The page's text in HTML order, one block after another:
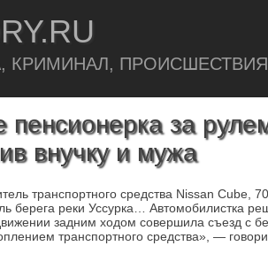
КРИМИНАЛ, ПРОИСШЕСТВИЯ
за
внучку и мужа
транспортного средства Nissan Cube,
берега реки Уссурка… Автомобилистка
задним ходом совершила съезд с
транспортного средства», —